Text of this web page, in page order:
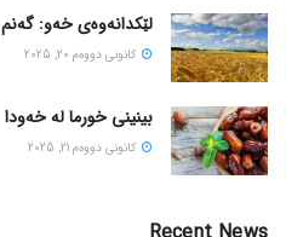
لێکدانەوەی خەو: گەنم
كانونی دووه‌م 20, 2025
بینینی خورما لە خەودا
كانونی دووه‌م 21, 2025